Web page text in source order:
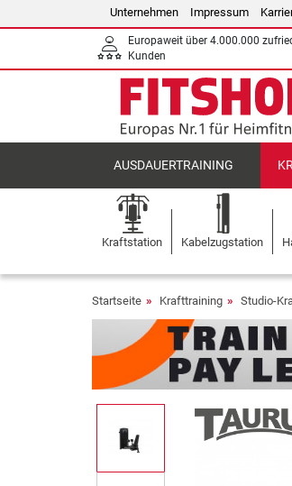
Unternehmen Impressum
Europaweit über 4.000.000
Kunden
AUSDAUERTRAINING
Kraftstation Kabelzugstation
Startseite Krafttraining Studio-